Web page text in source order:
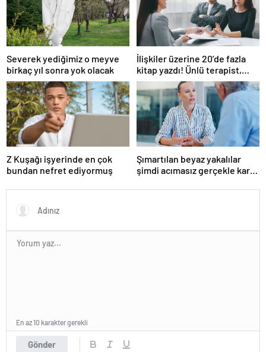
Severek yediğimiz o meyve
birkaç yıl sonra yok olacak
İlişkiler üzerine 20’de fazla
kitap yazdı! Ünlü terapist,
boşanmaların gerçek
suçlularını açıklıyor
Z Kuşağı işyerinde en çok
bundan nefret ediyormuş
Şımartılan beyaz yakalılar
şimdi acımasız gerçekle karşı
Gönder
En az 10 karakter gerekli